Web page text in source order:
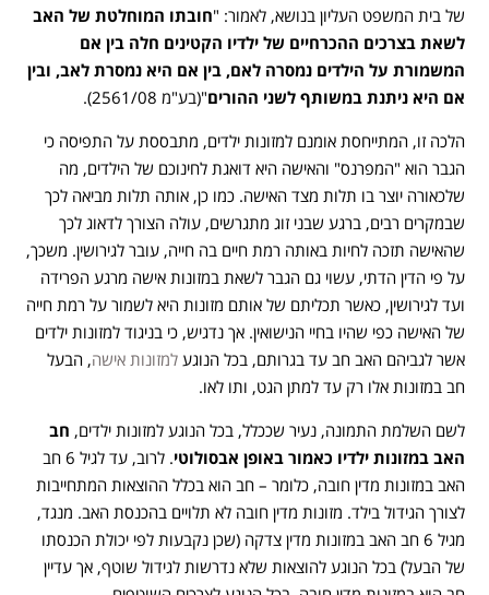
של בית המשפט העליון בנושא, לאמור: "חובתו המוחלטת של האב
לשאת בצרכים ההכרחיים של ילדיו הקטינים חלה בין אם
המשמורת על הילדים נמסרה לאם, בין אם היא נמסרת לאב, ובין
אם היא ניתנת במשותף לשני ההורים"(בע"מ 2561/08).
הלכה זו, המתייחסת אומנם למזונות ילדים, מתבססת על התפיסה כי
הגבר הוא "המפרנס" והאישה היא דואגת לחינוכם של הילדים, מה
שלכאורה יוצר בו תלות מצד האישה. כמו כן, אותה תלות מביאה לכך
שבמקרים רבים, ברגע שבני זוג מתגרשים, עולה הצורך לדאוג לכך
שהאישה תזכה לחיות באותה רמת חיים בה חייה, עובר לגירושין. משכך,
על פי הדין הדתי, עשוי גם הגבר לשאת במזונות אישה מרגע הפרידה
ועד לגירושין, כאשר תכליתם של אותם מזונות היא לשמור על רמת חייה
של האישה כפי שהיו בחיי הנישואין. אך נדגיש, כי בניגוד למזונות ילדים
אשר לגביהם האב חב עד בגרותם, בכל הנוגעלמזונות אישה, הבעל
חב במזונות אלו רק עד למתן הגט, ותו לאו.
לשם השלמת התמונה, נעיר שככלל, בכל הנוגע למזונות ילדים, חב
האב במזונות ילדיו כאמור באופן אבסולוטי
. לרוב, עד לגיל 6 חב
האב במזונות מדין חובה, כלומר – חב הוא בכלל ההוצאות המתחייבות
לצורך הגידול בילד. מזונות מדין חובה לא תלויים בהכנסת האב. מנגד,
מגיל 6 חב האב במזונות מדין צדקה (שכן נקבעות לפי יכולת הכנסתו
של הבעל) בכל הנוגע להוצאות שלא נדרשות לגידול שוטף, אך עדיין